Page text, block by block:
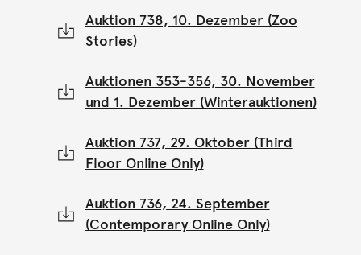
Auktion 738, 10. Dezember (Zoo
Stories)
Auktionen 353-356, 30. November
und 1. Dezember (Winterauktionen)
Auktion 737, 29. Oktober (Third
Floor Online Only)
Auktion 736, 24. September
(Contemporary Online Only)